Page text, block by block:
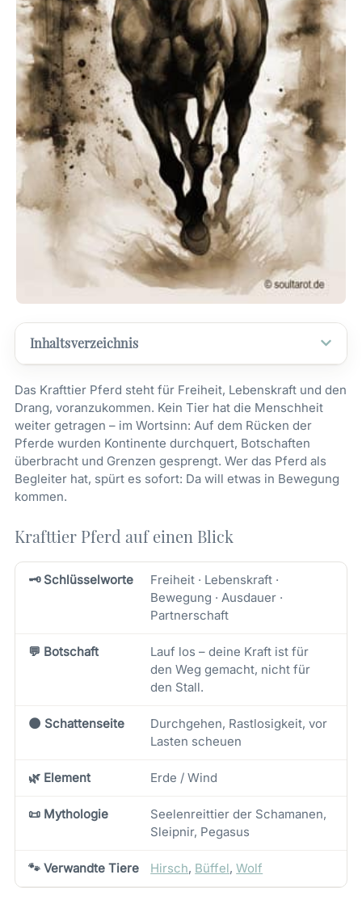
Inhaltsverzeichnis
Das Krafttier Pferd steht für Freiheit, Lebenskraft und den
Drang, voranzukommen. Kein Tier hat die Menschheit
weiter getragen – im Wortsinn: Auf dem Rücken der
Pferde wurden Kontinente durchquert, Botschaften
überbracht und Grenzen gesprengt. Wer das Pferd als
Begleiter hat, spürt es sofort: Da will etwas in Bewegung
kommen.
Krafttier Pferd auf einen Blick
🗝️ Schlüsselworte
Freiheit · Lebenskraft ·
Bewegung · Ausdauer ·
Partnerschaft
💬 Botschaft
Lauf los – deine Kraft ist für
den Weg gemacht, nicht für
den Stall.
🌑 Schattenseite
Durchgehen, Rastlosigkeit, vor
Lasten scheuen
🌿 Element Erde / Wind
📜 Mythologie
Seelenreittier der Schamanen,
Sleipnir, Pegasus
🐾 Verwandte Tiere Hirsch, Büffel,Wolf